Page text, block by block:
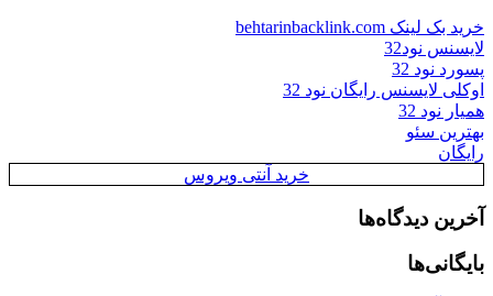
خرید بک لینک behtarinbacklink.com
لایسنس نود32
پسورد نود 32
اوکلی لایسنس رایگان نود 32
همیار نود 32
بهترین سئو
رایگان
خرید آنتی ویروس
آخرین دیدگاه‌ها
بایگانی‌ها